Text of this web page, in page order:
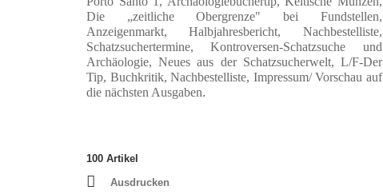
Die „zeitliche Obergrenze" bei Fundstellen,
Anzeigenmarkt, Halbjahresbericht, Nachbestelliste,
Schatzsuchertermine, Kontroversen-Schatzsuche und
Archäologie, Neues aus der Schatzsucherwelt, L/F-Der
Tip, Buchkritik, Nachbestelliste, Impressum/ Vorschau auf
die nächsten Ausgaben.
100 Artikel
Ausdrucken